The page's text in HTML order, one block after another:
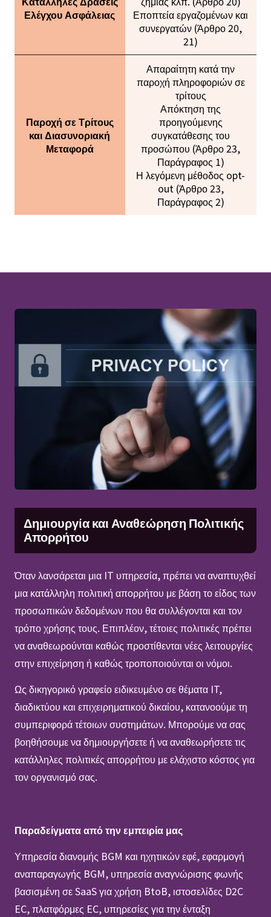
Ελέγχου Ασφάλειας
Εποπτεία εργαζομένων και
συνεργατών (Άρθρο 20,
21)
Παροχή σε Τρίτους
και Διασυνοριακή
Μεταφορά
Απαραίτητη κατά την
παροχή πληροφοριών σε
τρίτους
Απόκτηση της
προηγούμενης
συγκατάθεσης του
προσώπου (Άρθρο 23,
Παράγραφος 1)
Η λεγόμενη μέθοδος opt-
out (Άρθρο 23,
Παράγραφος 2)
Δημιουργία και Αναθεώρηση Πολιτικής
Απορρήτου
Όταν λανσάρεται μια IT υπηρεσία, πρέπει να αναπτυχθεί
μια κατάλληλη πολιτική απορρήτου με βάση το είδος των
προσωπικών δεδομένων που θα συλλέγονται και τον
τρόπο χρήσης τους. Επιπλέον, τέτοιες πολιτικές πρέπει
να αναθεωρούνται καθώς προστίθενται νέες λειτουργίες
στην επιχείρηση ή καθώς τροποποιούνται οι νόμοι.
Ως δικηγορικό γραφείο ειδικευμένο σε θέματα IT,
διαδικτύου και επιχειρηματικού δικαίου, κατανοούμε τη
συμπεριφορά τέτοιων συστημάτων. Μπορούμε να σας
βοηθήσουμε να δημιουργήσετε ή να αναθεωρήσετε τις
κατάλληλες πολιτικές απορρήτου με ελάχιστο κόστος για
τον οργανισμό σας.
Παραδείγματα από την εμπειρία μας
Υπηρεσία διανομής BGM και ηχητικών εφέ, εφαρμογή
αναπαραγωγής BGM, υπηρεσία αναγνώρισης φωνής
βασισμένη σε SaaS για χρήση BtoB, ιστοσελίδες D2C
EC, πλατφόρμες EC, υπηρεσίες για την ένταξη